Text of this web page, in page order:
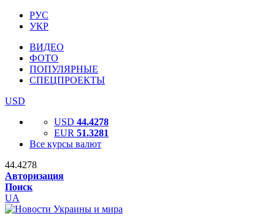
РУС
УКР
ВИДЕО
ФОТО
ПОПУЛЯРНЫЕ
СПЕЦПРОЕКТЫ
USD
USD 44.4278
EUR 51.3281
Все курсы валют
44.4278
Авторизация
Поиск
UA